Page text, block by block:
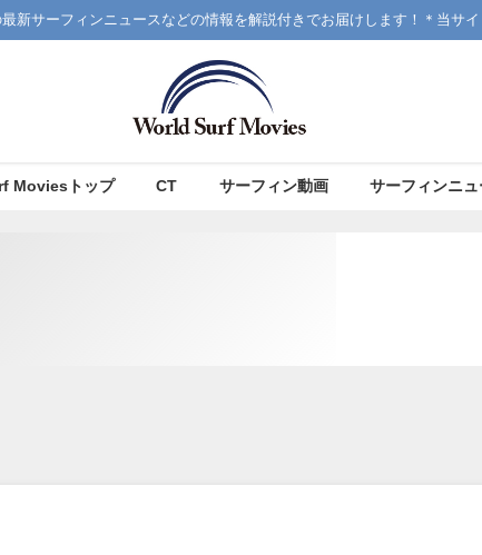
新サーフィンニュースなどの情報を解説付きでお届けします！＊当サ
Moviesトップ CT サーフィン動画 サーフィンニュ